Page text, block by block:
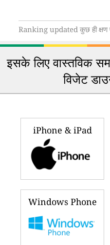
Ranking updated कुछ ही क्षण
इसके लिए वास्तविक
विजेट
iPhone & iPad
Windows Phone